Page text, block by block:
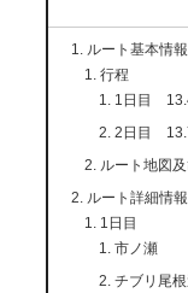
ルート基本情報
行程
1日目
2日目
ルート地図
ルート詳細情報
1日目
市ノ瀬
チブリ尾